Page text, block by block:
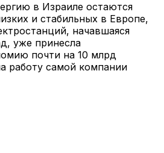
в Израиле остаются
и стабильных в Европе,
начавшаяся
уже принесла
почти на 10 млрд
работу самой компании